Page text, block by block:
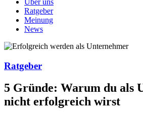
Ratgeber
Meinung
News
Ratgeber
5 Gründe: Warum du als
nicht erfolgreich wirst